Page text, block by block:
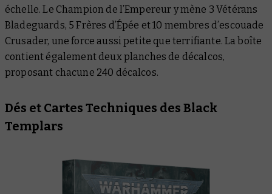
échelle. Le Champion de l’Empereur y mène 3 Vétérans
Bladeguards, 5 Frères d’Épée et 10 membres d’escouade
Crusader, une force aussi petite que terrifiante. La boîte
contient également deux planches de décalcos,
proposant chacune 240 décalcos.
Dés et Cartes Techniques des Black
Templars